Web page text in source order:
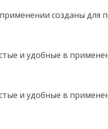
созданы для
и удобные в
и удобные в